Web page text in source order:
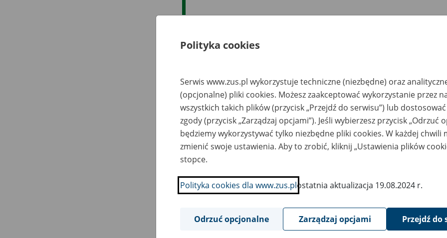
2021-06-23
2021-06-11 Zaktualizowano stronę "Rada Nadzorcza ZUS"
2021-05-25
Zaktualizowano stronę "Wymagania dla
dokumenty ubezpieczeniowe"
2021-05-21
Zaktualizowano stronę "Wymagania dla
2021-05-20
Zaktualizowano stronę "Informacja z wykonania
FEP, FRD oraz planu budżetu państwa w części 73
Zaktualizowano stronę "Wymagania dla
Aplikacje Gabinetowe (e-Zwolnienia)"
Polityka cookies
Serwis www.zus.pl wykorzystuje techniczne (niezbędne) oraz
(opcjonalne) pliki cookies. Możesz zaakceptować wykorzystanie przez
wszystkich takich plików (przycisk „Przejdź do serwisu”) lub
zgody (przycisk „Zarządzaj opcjami”). Jeśli wybierzesz przycisk „Odrzuć
będziemy wykorzystywać tylko niezbędne pliki cookies. W każdej chwili
zmienić swoje ustawienia. Aby to zrobić, kliknij „Ustawienia plików
stopce.
Polityka cookies dla www.zus.plostatnia aktualizacja 19.08.2024 r.
Odrzuć opcjonalne Zarządzaj opcjami Przejdź do